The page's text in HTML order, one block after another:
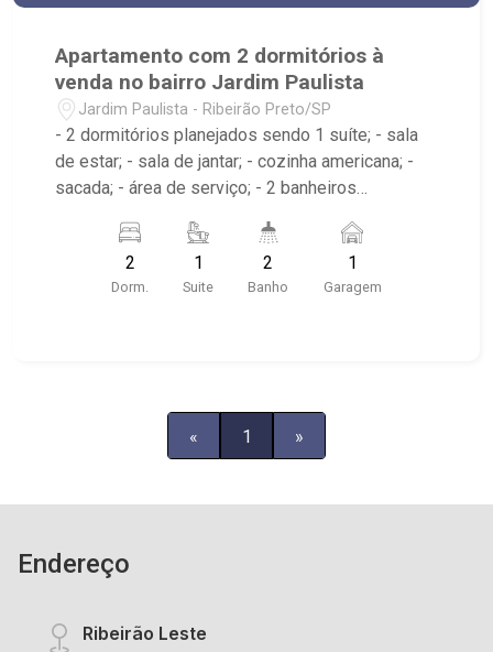
Apartamento com 2 dormitórios à
venda no bairro Jardim Paulista
Jardim Paulista - Ribeirão Preto/SP
- 2 dormitórios planejados sendo 1 suíte; - sala
de estar; - sala de jantar; - cozinha americana; -
sacada; - área de serviço; - 2 banheiros
com salão de festas e elevador; - próximo ao
Salgfesta Salgaderia, Minas Pães e Empório, Bar
2
Dorm.
1
Suite
2
Banho
1
Garagem
« 1 »
Endereço
Ribeirão Leste